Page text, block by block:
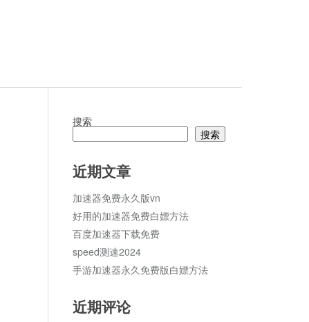
搜索
搜索
近期文章
加速器免费永久版vn
好用的加速器免费白嫖方法
百度加速器下载免费
speed测速2024
手游加速器永久免费版白嫖方法
近期评论